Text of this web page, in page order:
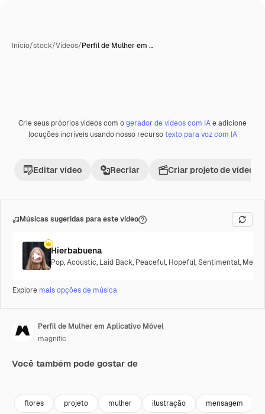
Início/stock/Vídeos/Perfil de Mulher em …
Crie seus próprios vídeos com ogerador de vídeos com IAe adicione
locuções incríveis usando nosso recursotexto para voz com IA
Editar vídeo Recriar Criar projeto de vídeo
Músicas sugeridas para este vídeo
Hierbabuena
Pop,Acoustic, Laid Back, Peaceful, Hopeful,Sentimental,
Explore mais opções de música
Perfil de Mulher em Aplicativo Móvel
magnific
Você também pode gostar de
flores projeto mulher ilustração mensagem